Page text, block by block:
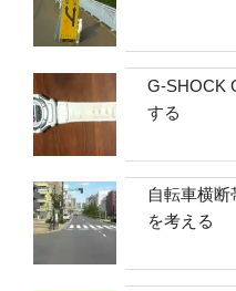
G-SHOCK
する
自転車横
を考える